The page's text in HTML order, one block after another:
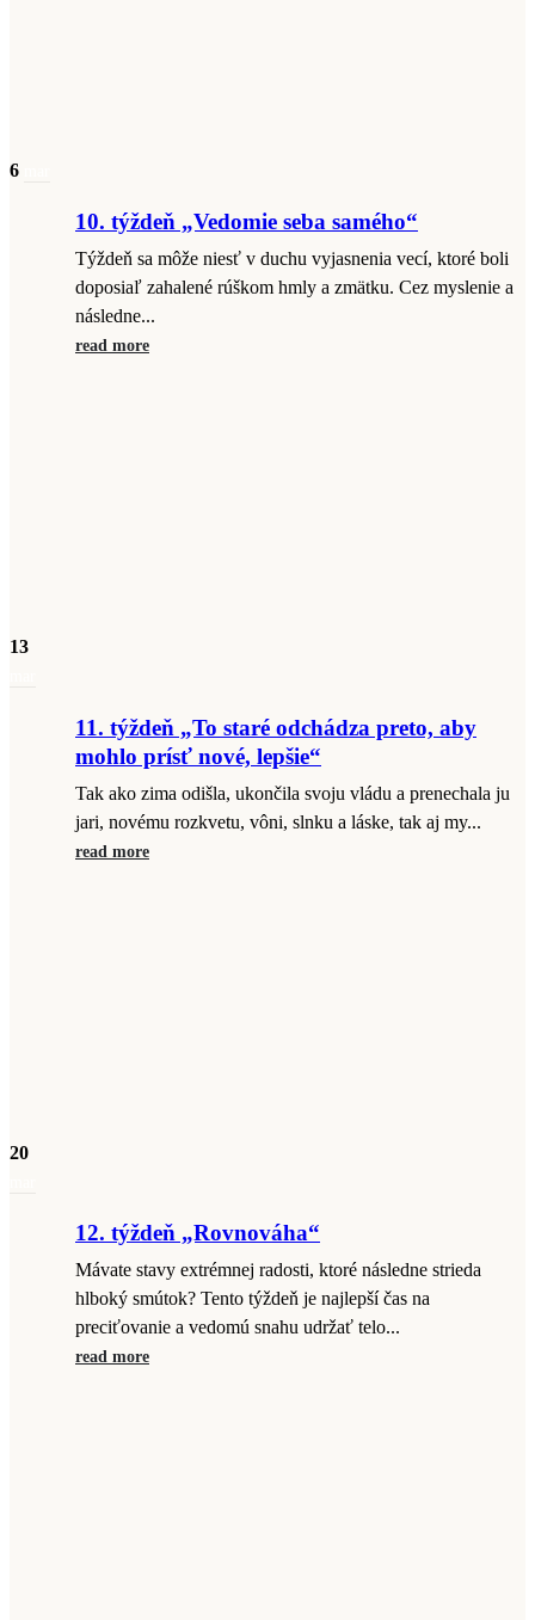
6
10. týždeň „Vedomie seba samého“
Týždeň sa môže niesť v duchu vyjasnenia vecí, ktoré boli
doposiaľ zahalené rúškom hmly a zmätku. Cez myslenie a
následne...
read more
13
11. týždeň „To staré odchádza preto, aby
mohlo prísť nové, lepšie“
Tak ako zima odišla, ukončila svoju vládu a prenechala ju
jari, novému rozkvetu, vôni, slnku a láske, tak aj my...
read more
20
12. týždeň „Rovnováha“
Mávate stavy extrémnej radosti, ktoré následne strieda
hlboký smútok? Tento týždeň je najlepší čas na
preciťovanie a vedomú snahu udržať telo...
read more